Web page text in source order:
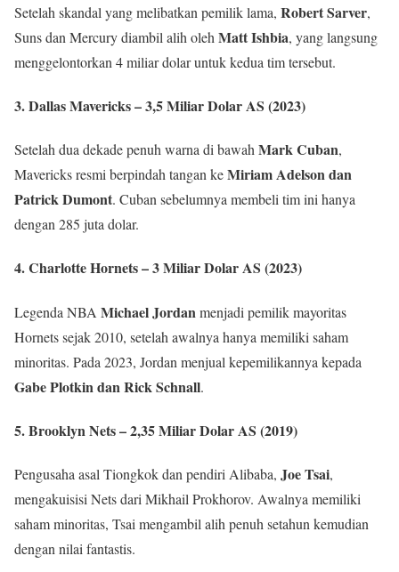
Setelah skandal yang melibatkan pemilik lama, Robert Sarver,
Suns dan Mercury diambil alih oleh Matt Ishbia, yang langsung
menggelontorkan 4 miliar dolar untuk kedua tim tersebut.
3.Dallas Mavericks – 3,5 Miliar Dolar AS (2023)
Setelah dua dekade penuh warna di bawah Mark Cuban,
Mavericks resmi berpindah tangan keMiriam Adelson dan
Patrick Dumont. Cuban sebelumnya membeli tim ini hanya
dengan 285 juta dolar.
4.Charlotte Hornets – 3 Miliar Dolar AS (2023)
Legenda NBA Michael Jordanmenjadi pemilik mayoritas
Hornets sejak 2010, setelah awalnya hanya memiliki saham
minoritas. Pada 2023, Jordan menjual kepemilikannya kepada
Gabe Plotkin dan Rick Schnall.
5.Brooklyn Nets – 2,35 Miliar Dolar AS (2019)
Pengusaha asal Tiongkok dan pendiri Alibaba, Joe Tsai,
mengakuisisi Nets dari Mikhail Prokhorov. Awalnya memiliki
saham minoritas, Tsai mengambil alih penuh setahun kemudian
dengan nilai fantastis.